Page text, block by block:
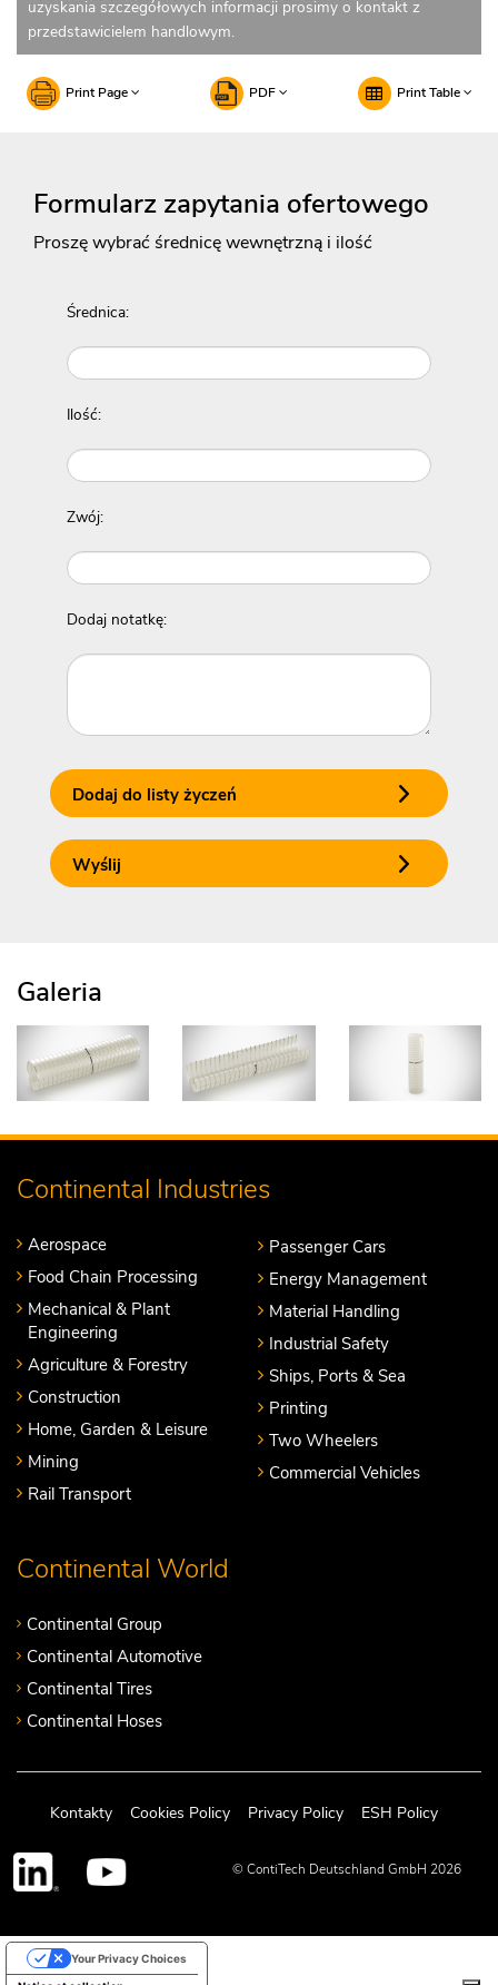
uzyskania szczegółowych informacji prosimy o kontakt z
przedstawicielem handlowym.
Print Page PDF Print Table
Formularz zapytania ofertowego
Proszę wybrać średnicę wewnętrzną i ilość
Średnica:
Ilość:
Zwój:
Dodaj notatkę:
Dodaj do listy życzeń
Wyślij
Galeria
Continental Industries
Aerospace
Food Chain Processing
Mechanical & Plant
Engineering
Agriculture & Forestry
Construction
Home, Garden & Leisure
Mining
Rail Transport
Passenger Cars
Energy Management
Material Handling
Industrial Safety
Ships, Ports & Sea
Printing
Two Wheelers
Commercial Vehicles
Continental World
Continental Group
Continental Automotive
Continental Tires
Continental Hoses
Kontakty Cookies Policy Privacy Policy ESH Policy
© ContiTech Deutschland GmbH 2026
Your Privacy Choices